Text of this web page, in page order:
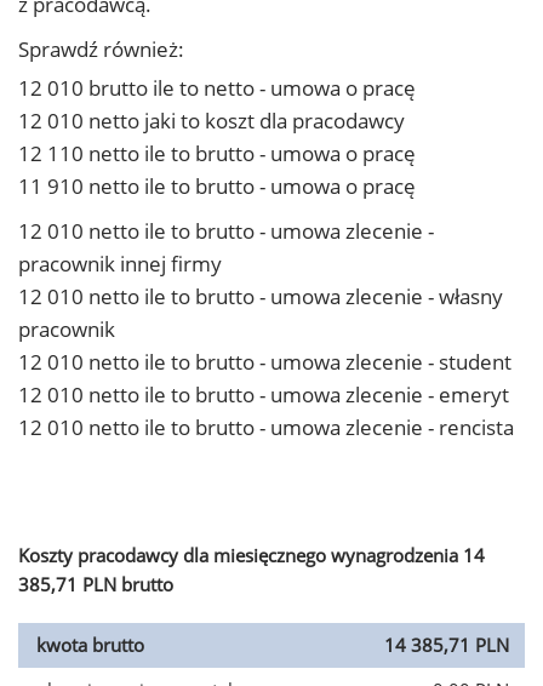
Sprawdź również:
12 010 brutto ile to netto - umowa o pracę
12 010 netto jaki to koszt dla pracodawcy
12 110 netto ile to brutto - umowa o pracę
11 910 netto ile to brutto - umowa o pracę
12 010 netto ile to brutto - umowa zlecenie -
pracownik innej firmy
12 010 netto ile to brutto - umowa zlecenie - własny
pracownik
12 010 netto ile to brutto - umowa zlecenie - student
12 010 netto ile to brutto - umowa zlecenie - emeryt
12 010 netto ile to brutto - umowa zlecenie - rencista
Koszty pracodawcy dla miesięcznego wynagrodzenia 14
385,71 PLN brutto
kwota brutto
14 385,71 PLN